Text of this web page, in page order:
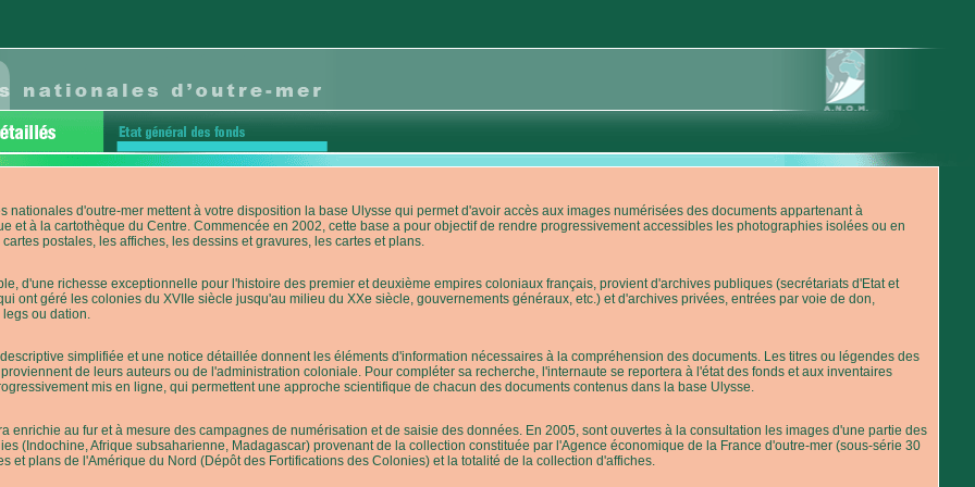
nationales d'outre-mer mettent à votre disposition la base Ulysse qui permet d'avoir accès aux images numérisées des documents appartenant à
et à la cartothèque du Centre. Commencée en 2002, cette base a pour objectif de rendre progressivement accessibles les photographies isolées ou en
postales, les affiches, les dessins et gravures, les cartes et plans.
d'une richesse exceptionnelle pour l'histoire des premier et deuxième empires coloniaux français, provient d'archives publiques (secrétariats d'Etat et
ont géré les colonies du XVIIe siècle jusqu'au milieu du XXe siècle, gouvernements généraux, etc.) et d'archives privées, entrées par voie de don,
ou dation.
simplifiée et une notice détaillée donnent les éléments d'information nécessaires à la compréhension des documents. Les titres ou légendes des
de leurs auteurs ou de l'administration coloniale. Pour compléter sa recherche, l'internaute se reportera à l'état des fonds et aux inventaires
mis en ligne, qui permettent une approche scientifique de chacun des documents contenus dans la base Ulysse.
enrichie au fur et à mesure des campagnes de numérisation et de saisie des données. En 2005, sont ouvertes à la consultation les images d'une partie des
(Indochine, Afrique subsaharienne, Madagascar) provenant de la collection constituée par l'Agence économique de la France d'outre-mer (sous-série 30
et plans de l'Amérique du Nord (Dépôt des Fortifications des Colonies) et la totalité de la collection d'affiches.